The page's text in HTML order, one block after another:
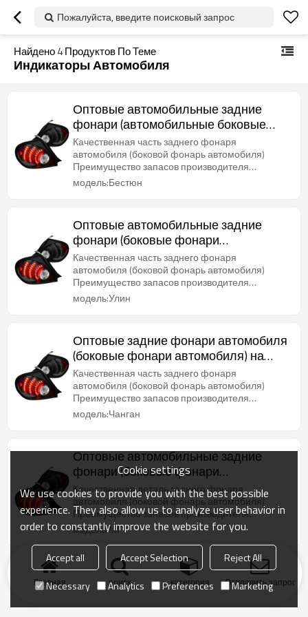
Пожалуйста, введите поисковый запрос
Найдено4Продуктов По Теме
Индикаторы Автомобиля
Оптовые автомобильные задние
фонари (автомобильные боковые
фонари) на 2022 год Bestune |
Высокая яркость, низкое
энергопотребление | Автозапчасти
для Bestune
Качественная часть заднего фонаря
автомобиля (боковой фонарь автомобиля)
Преимущество запасов производителя
кузовных деталей в Китае, стабильные поставки,
короткие сроки поставки
модель:Бестюн
Оптовые автомобильные задние
фонари (боковые фонари
автомобиля) на 2022 год Wuling |
Высокая яркость, низкое
энергопотребление | Автозапчасти
для Wuling
Качественная часть заднего фонаря
автомобиля (боковой фонарь автомобиля)
Преимущество запасов производителя
кузовных деталей в Китае, стабильные поставки,
короткие сроки поставки
модель:Улин
Оптовые задние фонари автомобиля
(боковые фонари автомобиля) на
2022 год Changan | Высокая яркость,
низкое энергопотребление |
Автозапчасти для Changan
Качественная часть заднего фонаря
автомобиля (боковой фонарь автомобиля)
Преимущество запасов производителя
кузовных деталей в Китае, стабильные поставки,
короткие сроки поставки
модель:Чанган
Оптовые автомобильные задние
фонари (боковые фонари
автомобиля) для MG 2022 года |
Высокая яркость, низкое
энергопотребление | Автозапчасти
для MG
Качественная деталь заднего фонаря
автомобиля (боковой фонарь автомобиля)
Преимущество запасов производителя
кузовных деталей в Китае, стабильные поставки,
короткие сроки поставки
модель:МГ
Главная поиск категория Отправить запрос
Cookie settings
We use cookies to provide you with the best possible
experience. They also allow us to analyze user behavior in
order to constantly improve the website for you.
Accept all Accept Selection
Reject All
Necessary
Analytics Preferences Marketing